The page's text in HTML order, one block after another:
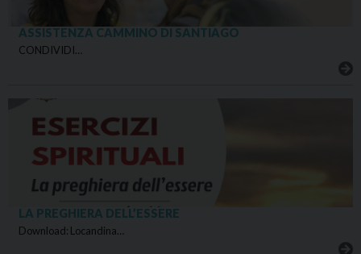
ASSISTENZA CAMMINO DI SANTIAGO
CONDIVIDI…
LA PREGHIERA DELL’ESSERE
Download: Locandina…